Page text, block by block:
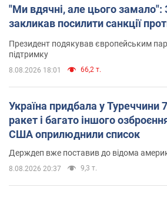
"Ми вдячні, але цього замало":
закликав посилити санкції
Президент подякував європейським
підтримку
8.08.2026 18:01 66,2 т.
Україна придбала у Туреччини
ракет і багато іншого
США оприлюднили список
Держдеп вже поставив до відома
8.08.2026 20:37 9,3 т.